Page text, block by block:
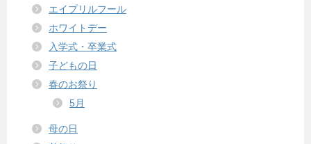
エイプリルフール
ホワイトデー
入学式・卒業式
子どもの日
春のお祭り
5月
母の日